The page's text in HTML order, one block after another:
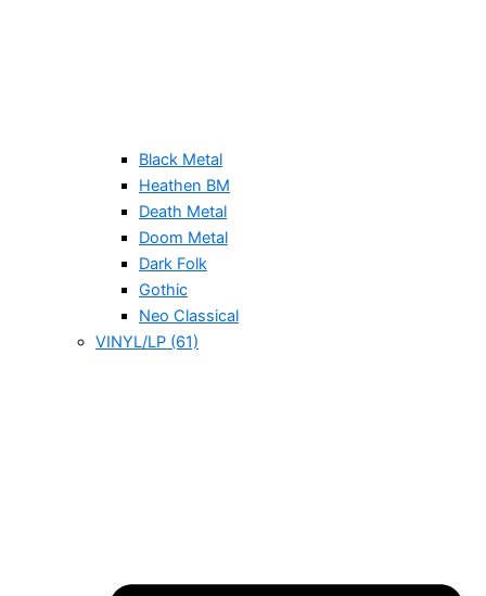
Black Metal
Heathen BM
Death Metal
Doom Metal
Dark Folk
Gothic
Neo Classical
VINYL/LP (61)